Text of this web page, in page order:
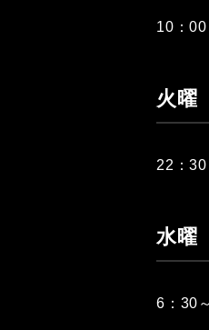
10：00
火曜
22：30
水曜
6：30